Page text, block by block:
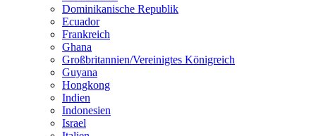
Dominikanische Republik
Ecuador
Frankreich
Ghana
Großbritannien/Vereinigtes Königreich
Guyana
Hongkong
Indien
Indonesien
Israel